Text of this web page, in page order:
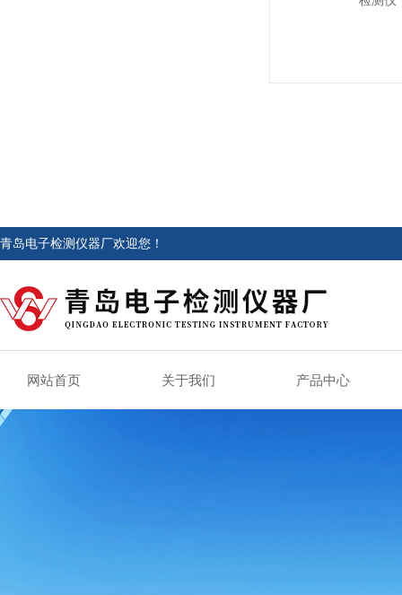
青岛电子检测仪器厂欢迎您！
网站首页 关于我们 产品中心